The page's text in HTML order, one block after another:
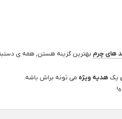
های چرم بهترین گزینه هستن, همه ی
یک هدیه ویژه می تونه براش باشه.